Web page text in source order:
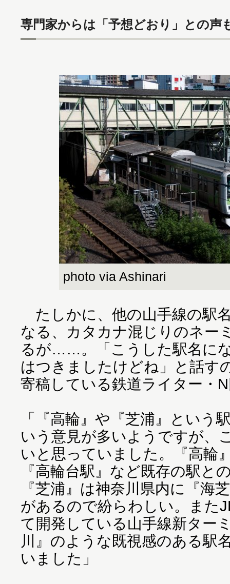
専門家からは「予想どおり」との声
photo via Ashinari
たしかに、他の山手線の駅
なる、カタカナ混じりのネー
るが……。「こうした駅名に
はつきましたけどね」と話す
寄稿している鉄道ライター・
「『高輪』や『芝浦』という
いう意見が多いようですが、
いと思っていました。『高輪
『高輪台駅』など既存の駅と
『芝浦』は神奈川県内に『海
があるので紛らわしい。また
て開発している山手線新ター
川』のような既視感のある駅
いました」